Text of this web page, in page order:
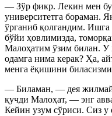
— Зўр фикр. Лекин мен
университетга бораман.
ўрганиб қолгандим.
бўйи ҳовлимизда,
Малоҳатим ўзим билан. У
одамга нима керак? Ҳа,
менга ёқишини
— Биламан, — дея
қучди Малоҳат, — энг
Кейин узум сўриси. Сиз у